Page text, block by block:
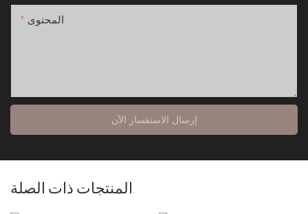
المحتوى
إرسال الاستفسار الآن
المنتجات ذات الصلة